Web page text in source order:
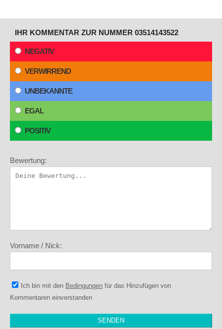
IHR KOMMENTAR ZUR NUMMER 03514143522
NEGATIV
VERWIRREND
UNBEKANNTE
EGAL
POSITIV
Bewertung:
Vorname / Nick:
Ich bin mit den Bedingungen für das Hinzufügen von
Kommentaren einverstanden